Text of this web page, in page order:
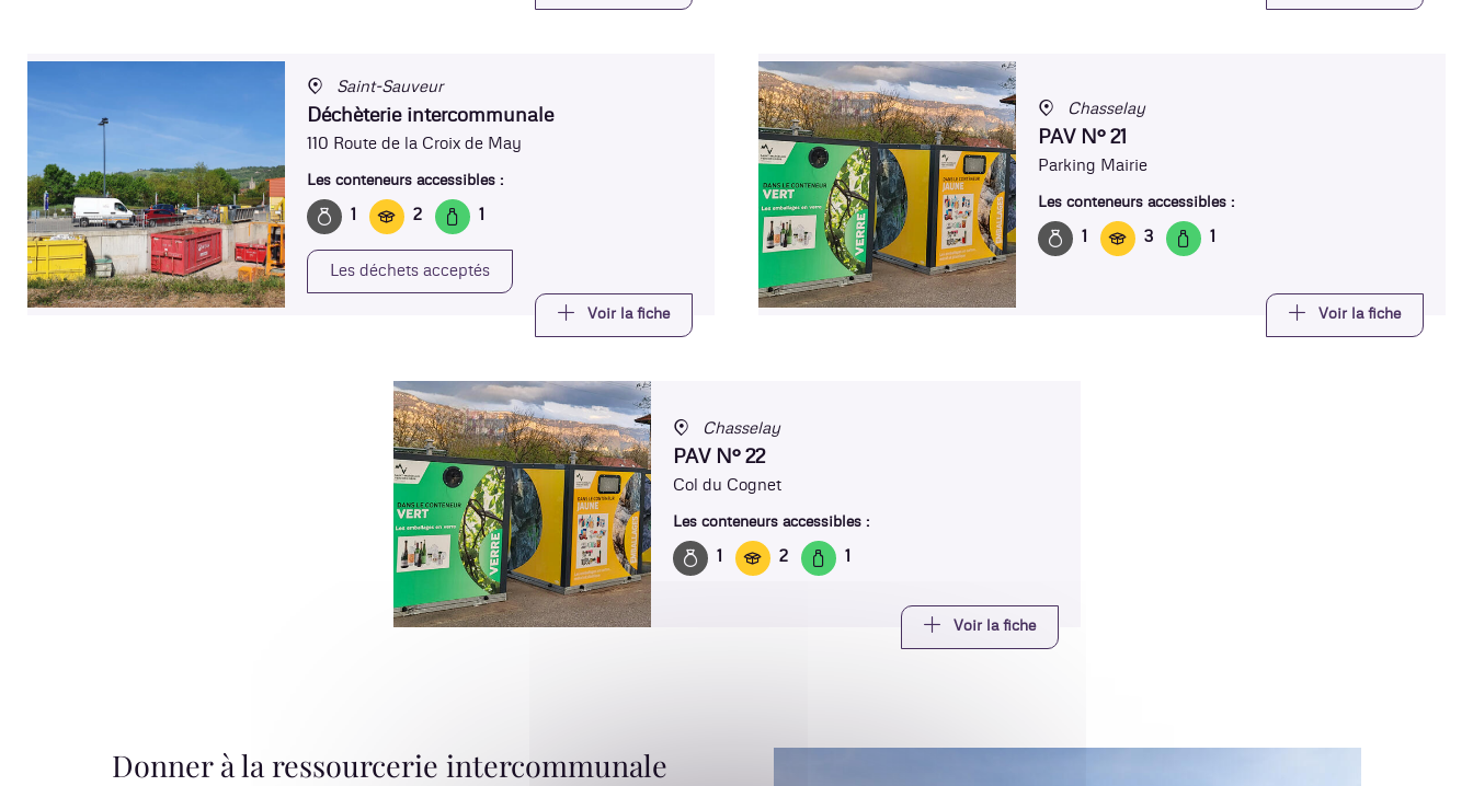
Saint-Sauveur
Déchèterie intercommunale
110 Route de la Croix de May
Les conteneurs accessibles :
1 2 1
Les déchets acceptés
Voir la fiche
Chasselay
PAV N° 21
Parking Mairie
Les conteneurs accessibles :
1 3 1
Voir la fiche
Chasselay
PAV N° 22
Col du Cognet
Les conteneurs accessibles :
1 2 1
Voir la fiche
Donner à la ressourcerie intercommunale